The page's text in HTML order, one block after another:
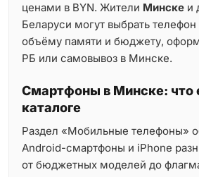
ценами в BYN. Жители Минске и
Беларуси могут выбрать
объёму памяти и бюджету,
РБ или самовывоз в Минске.
Смартфоны в Минске: что
каталоге
Раздел «Мобильные телефоны»
Android-смартфоны и iPhone
от бюджетных моделей до